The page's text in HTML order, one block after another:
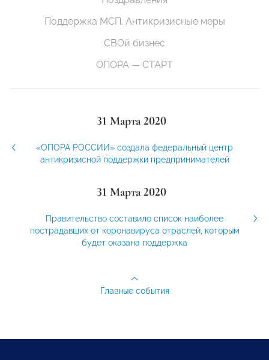
Поддержка МСП. Антикризисные меры
СВОй бизнес
ОПОРА — СТАРТ
31 Марта 2020
«ОПОРА РОССИИ» создала федеральный центр
антикризисной поддержки предпринимателей
31 Марта 2020
Правительство составило список наиболее
пострадавших от коронавируса отраслей, которым
будет оказана поддержка
Главные события